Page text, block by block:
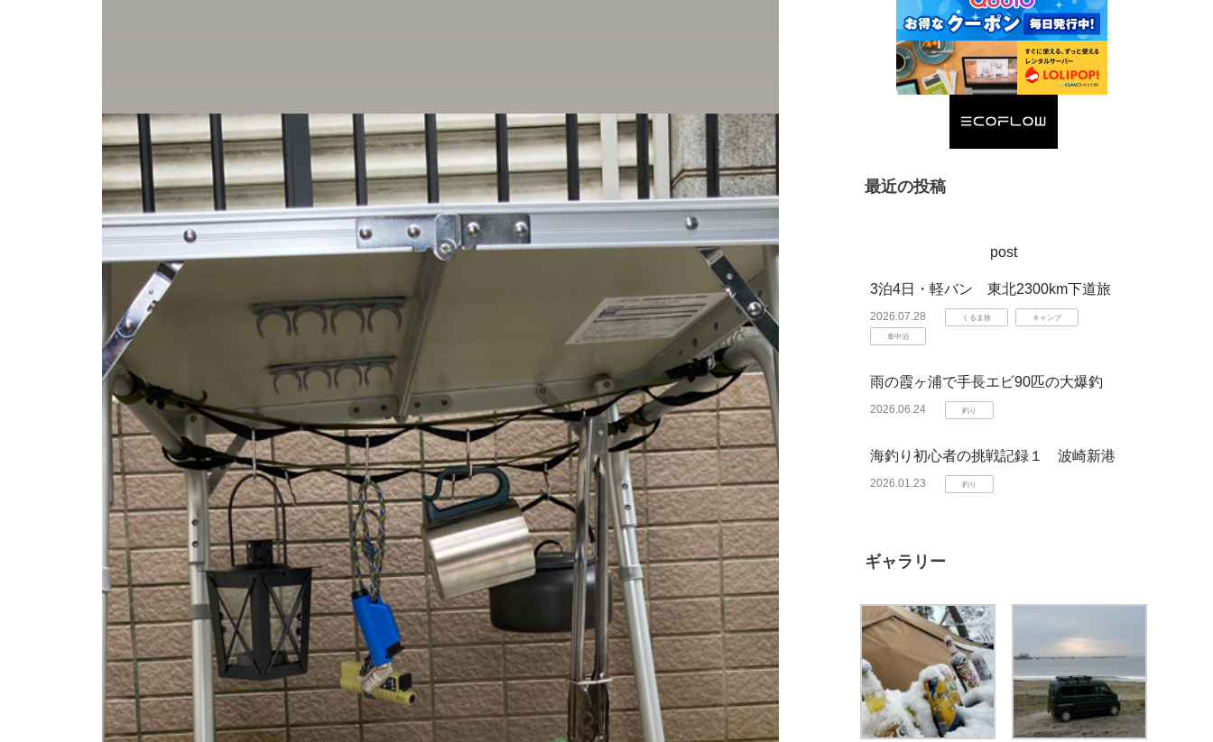
最近の投稿
post
3泊4日・軽バン 東北2300km下道旅
2026.07.28 くるま旅 キャンプ
車中泊
雨の霞ヶ浦で手長エビ90匹の大爆釣
2026.06.24 釣り
海釣り初心者の挑戦記録１ 波崎新港
2026.01.23 釣り
ギャラリー